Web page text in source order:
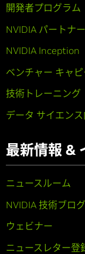
開発者プログラム
NVIDIA パートナ
NVIDIA Inception
ベンチャー キャ
技術トレーニング
データ サイエン
最新情報 &
ニュースルーム
NVIDIA 技術ブログ
ウェビナー
ニュースレター登